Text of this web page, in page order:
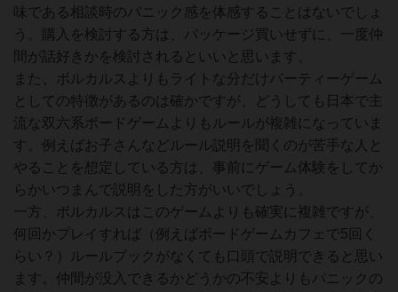
味である相談時のパニック感を体感することはないでしょ
う。購入を検討する方は、パッケージ買いせずに、一度仲
間が話好きかを検討されるといいと思います。
また、ボルカルスよりもライトな分だけパーティーゲーム
としての特徴があるのは確かですが、どうしても日本で主
流な双六系ボードゲームよりもルールが複雑になっていま
す。例えばお子さんなどルール説明を聞くのが苦手な人と
やることを想定している方は、事前にゲーム体験をしてか
らかいつまんで説明をした方がいいでしょう。
一方、ボルカルスはこのゲームよりも確実に複雑ですが、
何回かプレイすれば（例えばボードゲームカフェで5回く
らい？）ルールブックがなくても口頭で説明できると思い
ます。仲間が没入できるかどうかの不安よりもパニックの